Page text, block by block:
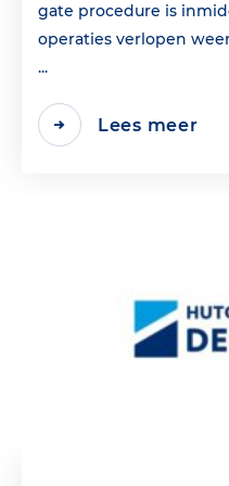
gate procedure is
operaties verlopen
...
Lees meer